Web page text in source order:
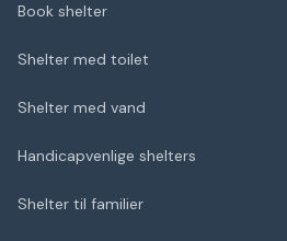
Book shelter
Shelter med toilet
Shelter med vand
Handicapvenlige shelters
Shelter til familier